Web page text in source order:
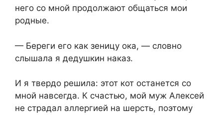
него со мной продолжают общаться мои
родные.
— Береги его как зеницу ока, — словно
слышала я дедушкин наказ.
И я твердо решила: этот кот останется со
мной навсегда. К счастью, мой муж Алексей
не страдал аллергией на шерсть, поэтому